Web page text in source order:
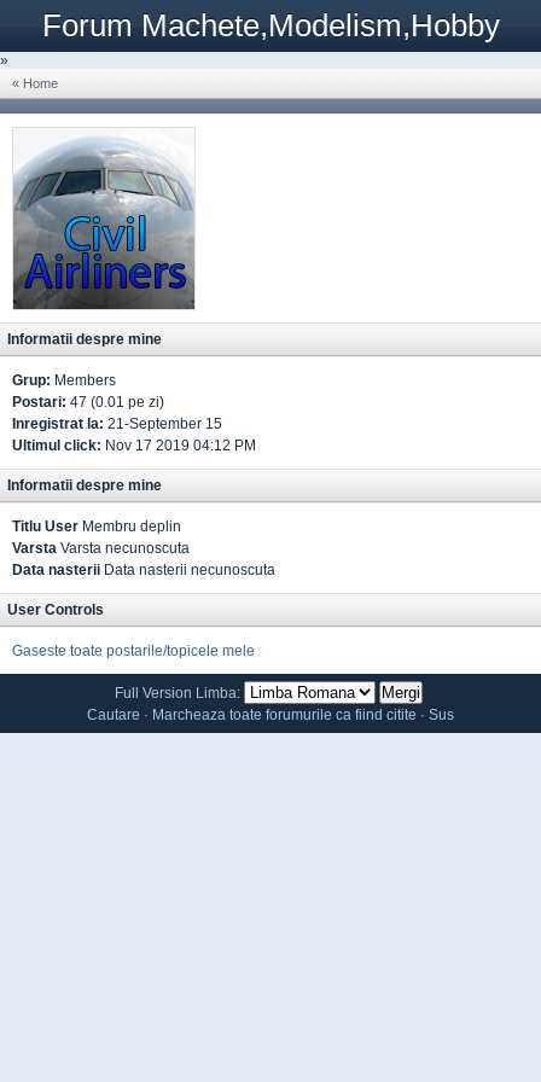
Forum Machete,Modelism,Hobby
»
« Home
Informatii despre mine
Grup: Members
Postari: 47 (0.01 pe zi)
Inregistrat la: 21-September 15
Ultimul click: Nov 17 2019 04:12 PM
Informatii despre mine
Titlu User Membru deplin
Varsta Varsta necunoscuta
Data nasterii Data nasterii necunoscuta
User Controls
Gaseste toate postarile/topicele mele
Full Version Limba:
Cautare · Marcheaza toate forumurile ca fiind citite · Sus